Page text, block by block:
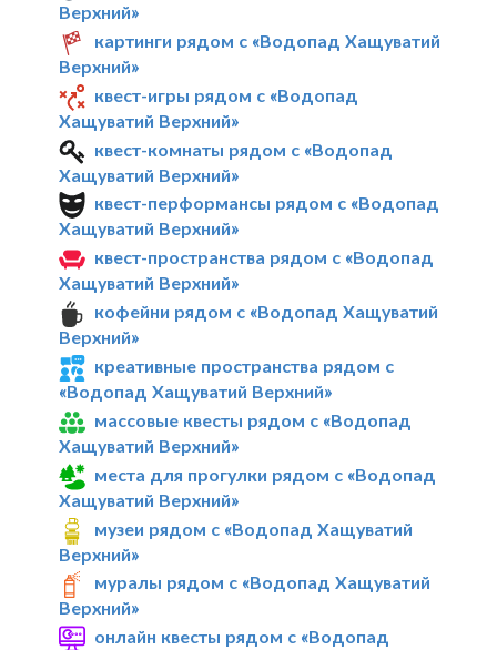
Верхний»
картинги рядом с «Водопад Хащуватий
Верхний»
квест-игры рядом с «Водопад
Хащуватий Верхний»
квест-комнаты рядом с «Водопад
Хащуватий Верхний»
квест-перформансы рядом с «Водопад
Хащуватий Верхний»
квест-пространства рядом с «Водопад
Хащуватий Верхний»
кофейни рядом с «Водопад Хащуватий
Верхний»
креативные пространства рядом с
«Водопад Хащуватий Верхний»
массовые квесты рядом с «Водопад
Хащуватий Верхний»
места для прогулки рядом с «Водопад
Хащуватий Верхний»
музеи рядом с «Водопад Хащуватий
Верхний»
муралы рядом с «Водопад Хащуватий
Верхний»
онлайн квесты рядом с «Водопад